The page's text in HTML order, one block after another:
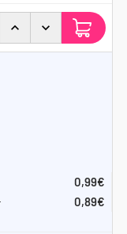
0,99€
0,89€